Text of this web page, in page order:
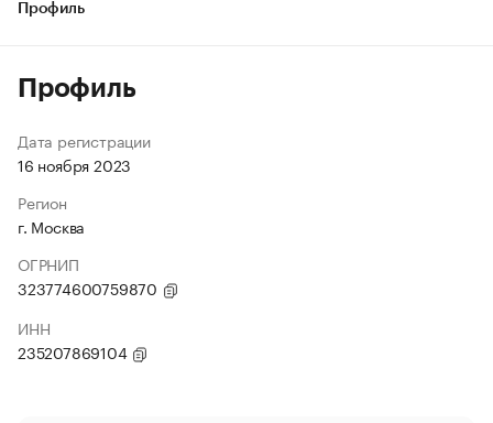
Профиль
Профиль
Дата регистрации
16 ноября 2023
Регион
г. Москва
ОГРНИП
323774600759870
ИНН
235207869104